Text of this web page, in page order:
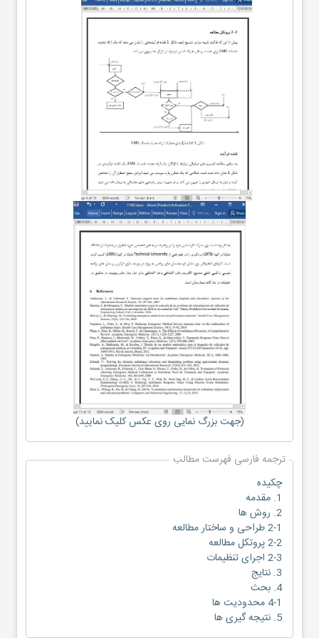
(جهت بزرگ نمایی روی عکس کلیک نمایید)
ترجمه فارسی فهرست مطالب
چکیده
1. مقدمه
2. روش ها
2-1 طراحی و ساختار مطالعه
2-2 پروتکل مطالعه
2-3 اجرای تنظیمات
3. نتایج
4. بحث
4-1 محدودیت ها
5. نتیجه گیری ها